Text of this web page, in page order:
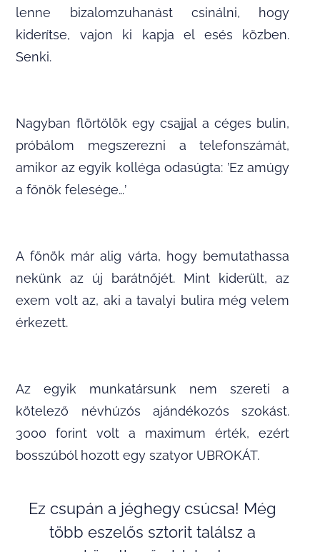
lenne bizalomzuhanást csinálni, hogy
kiderítse, vajon ki kapja el esés közben.
Senki.
Nagyban flörtölök egy csajjal a céges bulin,
próbálom megszerezni a telefonszámát,
amikor az egyik kolléga odasúgta: ’Ez amúgy
a főnök felesége…’
A főnök már alig várta, hogy bemutathassa
nekünk az új barátnőjét. Mint kiderült, az
exem volt az, aki a tavalyi bulira még velem
érkezett.
Az egyik munkatársunk nem szereti a
kötelező névhúzós ajándékozós szokást.
3000 forint volt a maximum érték, ezért
bosszúból hozott egy szatyor UBROKÁT.
Ez csupán a jéghegy csúcsa! Még
több eszelős sztorit találsz a